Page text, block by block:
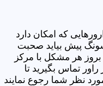
که امکان دارد
پیش بیاید صحبت
هر مشکل با مرکز
تماس بگیرید تا
نظر شما رجوع نمایند